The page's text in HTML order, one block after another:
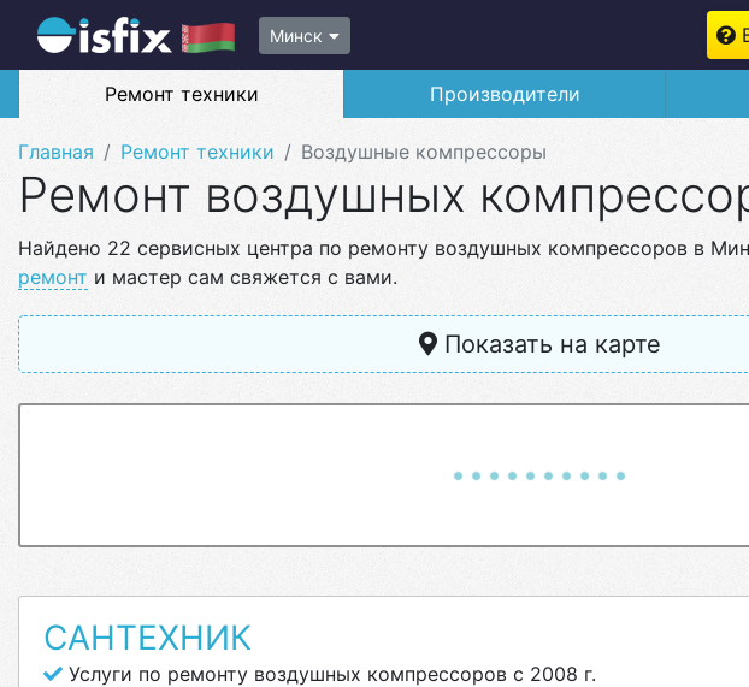
Минск
Ремонт техники Производители
Главная Ремонт техники Воздушные компрессоры
Ремонт воздушных
Найдено 22 сервисных центра по ремонту воздушных компрессоров в
ремонт и мастер сам свяжется с вами.
Показать на карте
САНТЕХНИК
Услуги по ремонту воздушных компрессоров с 2008 г.